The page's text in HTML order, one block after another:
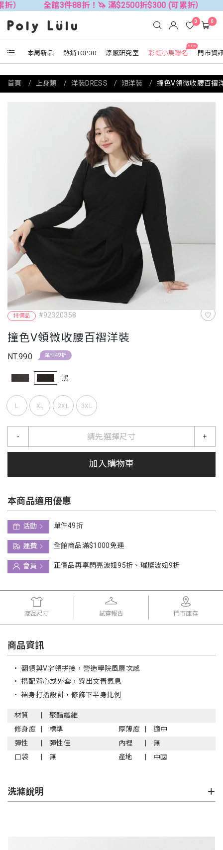
全館3件88折！🦄 滿$2500折$300 (可累折） 全館3
本周新品 熱銷TOP30 涼感研究室
NEW
彩虹小馬聯名 門市資
0 0
特價品 #92320358
撞色V領微收腰百褶洋裝
NT.990 單件49折
黑
L XL 2XL 3XL
請先選擇尺寸
- +
加入購物車
本商品適用優惠
活動
單件49折
運費
全館商品滿$1000免運
會員
正價品再享閃亮波妞95折、璀璨波妞9折
商品尺寸 試穿報告 門市庫存
商品資訊
• 翻領與V字領拼接，營造學院風層次感
• 搭配背心或外套，穿出文青氣息
• 裙身打摺設計，修飾下半身比例
材質
聚酯纖維
修身度
標準 厚薄度
適中
彈性
彈性佳 內裡
無
口袋
無 產地 中國
洗滌說明
首頁 上身類 洋裝DRESS 短洋裝 撞色V領微收腰百褶